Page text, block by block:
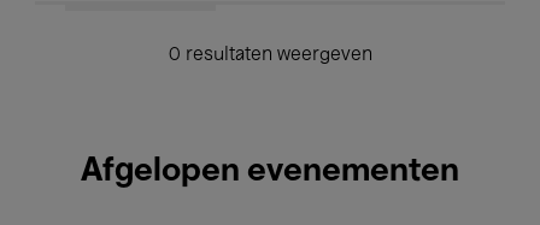
0 resultaten weergeven
Afgelopen evenementen